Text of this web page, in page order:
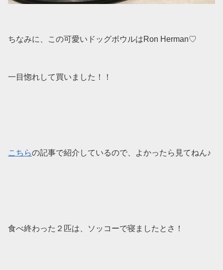
ちなみに、この可愛いドッグボウルはRon Herman♡
一目惚れして買いました！！
こちらの記事で紹介しているので、よかったら見てねん♪
食べ終わった２匹は、ソッコーで寝ましたとさ！